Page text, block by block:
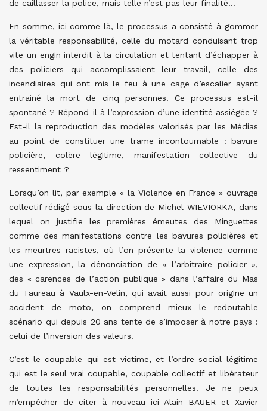
de caillasser la police, mais telle n’est pas leur finalité…
En somme, ici comme là, le processus a consisté à gommer
la véritable responsabilité, celle du motard conduisant trop
vite un engin interdit à la circulation et tentant d’échapper à
des policiers qui accomplissaient leur travail, celle des
incendiaires qui ont mis le feu à une cage d’escalier ayant
entrainé la mort de cinq personnes. Ce processus est-il
spontané ? Répond-il à l’expression d’une identité assiégée ?
Est-il la reproduction des modèles valorisés par les Médias
au point de constituer une trame incontournable : bavure
policière, colère légitime, manifestation collective du
ressentiment ?
Lorsqu’on lit, par exemple « la Violence en France » ouvrage
collectif rédigé sous la direction de Michel WIEVIORKA, dans
lequel on justifie les premières émeutes des Minguettes
comme des manifestations contre les bavures policières et
les meurtres racistes, où l’on présente la violence comme
une expression, la dénonciation de « l’arbitraire policier »,
des « carences de l’action publique » dans l’affaire du Mas
du Taureau à Vaulx-en-Velin, qui avait aussi pour origine un
accident de moto, on comprend mieux le redoutable
scénario qui depuis 20 ans tente de s’imposer à notre pays :
celui de l’inversion des valeurs.
C’est le coupable qui est victime, et l’ordre social légitime
qui est le seul vrai coupable, coupable collectif et libérateur
de toutes les responsabilités personnelles. Je ne peux
m’empêcher de citer à nouveau ici Alain BAUER et Xavier